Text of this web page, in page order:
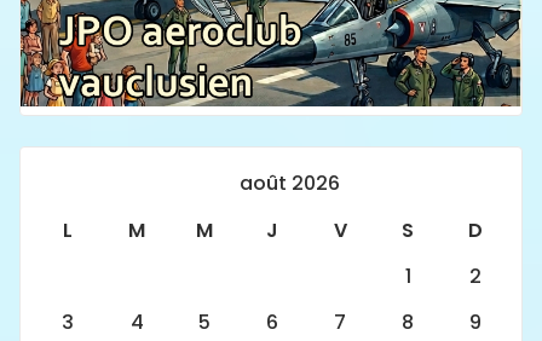
août 2026
L
M M J V S
D
1
2
3
4 5 6 7 8
9